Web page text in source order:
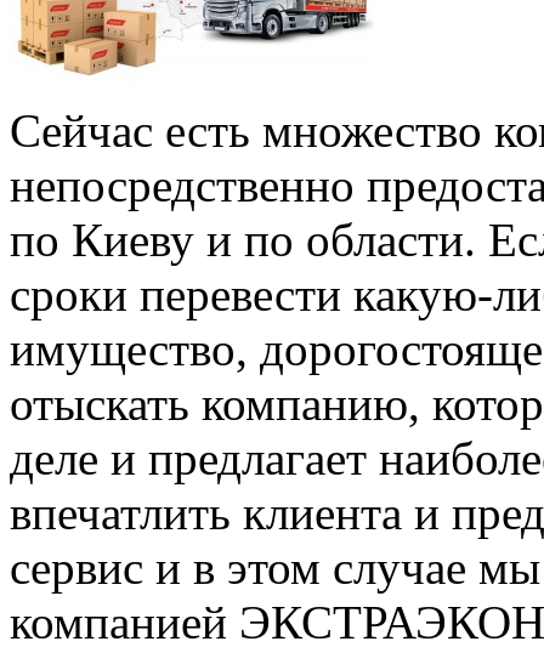
Сейчас есть множество
непосредственно
по Киеву и по области.
сроки перевести какую-
имущество,
отыскать компанию,
деле и предлагает
впечатлить клиента и
сервис и в этом случае
компанией